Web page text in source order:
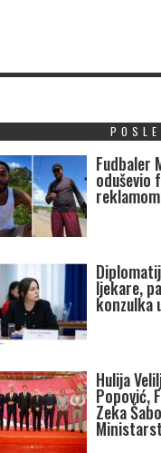
Fudbaler
oduševio
ljekare,
konzulka
Hulija
Popović,
Zeka